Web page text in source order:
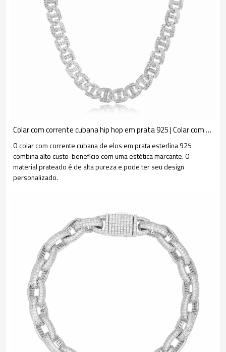
Colar com corrente cubana hip hop em prata 925 | Colar com corrente cubana em zircônia da Trend
O colar com corrente cubana de elos em prata esterlina 925
combina alto custo-benefício com uma estética marcante. O
material prateado é de alta pureza e pode ter seu design
personalizado.